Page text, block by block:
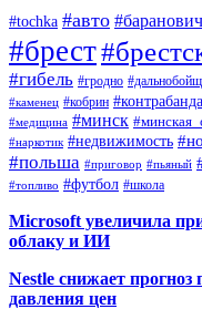
#tochka #авто
#брест
#гибель #гродно
#каменец #кобрин #контрабанда
#медицина #минск
#наркотик #недвижимость
#польша #приговор #пьяный
#топливо #футбол #школа
Microsoft увеличила
облаку и ИИ
Nestle снижает прогноз
давления цен